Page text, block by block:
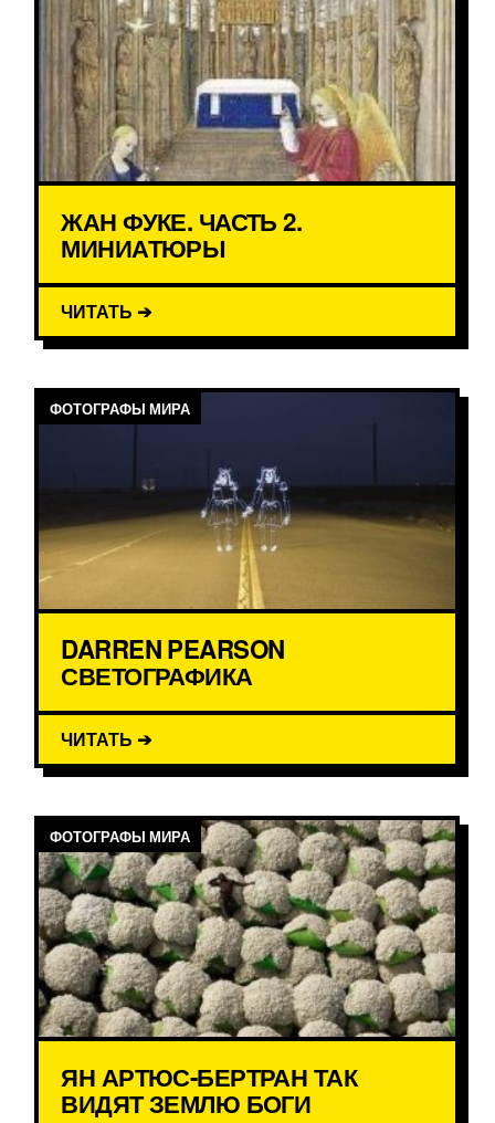
ЖАН ФУКЕ. ЧАСТЬ 2.
МИНИАТЮРЫ
ЧИТАТЬ ➔
ФОТОГРАФЫ МИРА
DARREN PEARSON
СВЕТОГРАФИКА
ЧИТАТЬ ➔
ФОТОГРАФЫ МИРА
ЯН АРТЮС-БЕРТРАН ТАК
ВИДЯТ ЗЕМЛЮ БОГИ